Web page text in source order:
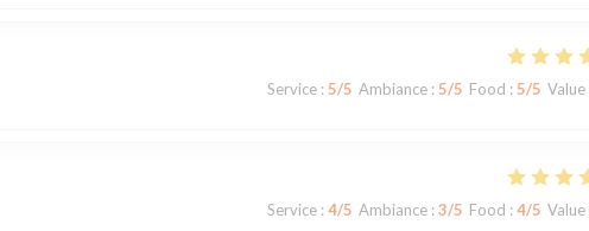
Service : 5/5 Ambiance : 5/5 Food : 5/5 Value
Service : 4/5 Ambiance : 3/5 Food : 4/5 Value